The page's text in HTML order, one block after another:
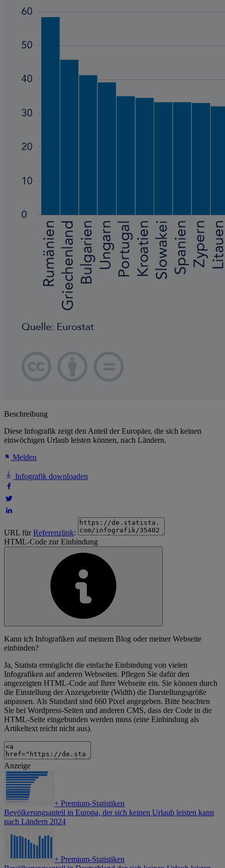
Beschreibung
Diese Infografik zeigt den Anteil der Europäer, die sich keinen
einwöchigen Urlaub leisten können, nach Ländern.
Melden
Infografik downloaden
URL fürReferenzlink:
HTML-Code zur Einbindung
Kann ich Infografiken auf meinem Blog oder meiner Webseite
einbinden?
Ja, Statista ermöglicht die einfache Einbindung von vielen
Infografiken auf anderen Webseiten. Pflegen Sie dafür den
angezeigten HTML-Code auf Ihrer Webseite ein. Sie können durch
die Einstellung der Anzeigebreite (Width) die Darstellungsgröße
anpassen. Als Standard sind 660 Pixel angegeben. Bitte beachten
Sie bei Wordpress-Seiten und anderen CMS, dass der Code in die
HTML-Seite eingebunden werden muss (eine Einbindung als
Artikeltext reicht nicht aus).
Anzeige
+ Premium-Statistiken
Bevölkerungsanteil in Europa, der sich keinen Urlaub leisten kann
nach Ländern 2024
+ Premium-Statistiken